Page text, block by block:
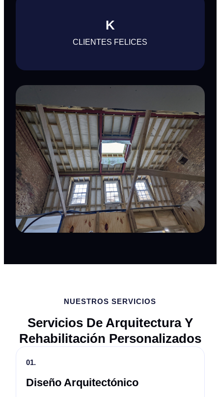
K
CLIENTES FELICES
NUESTROS SERVICIOS
Servicios De Arquitectura Y
Rehabilitación Personalizados
01.
Diseño Arquitectónico